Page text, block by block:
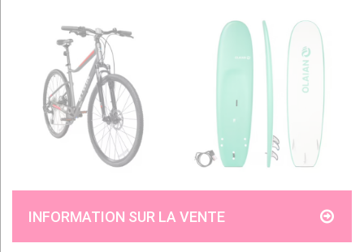
INFORMATION SUR LA VENTE